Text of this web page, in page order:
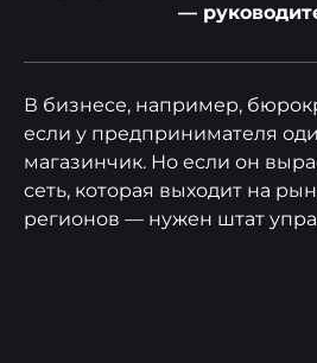
—
В бизнесе, например,
если у предпринимателя
магазинчик. Но если он
сеть, которая выходит на
регионов — нужен штат